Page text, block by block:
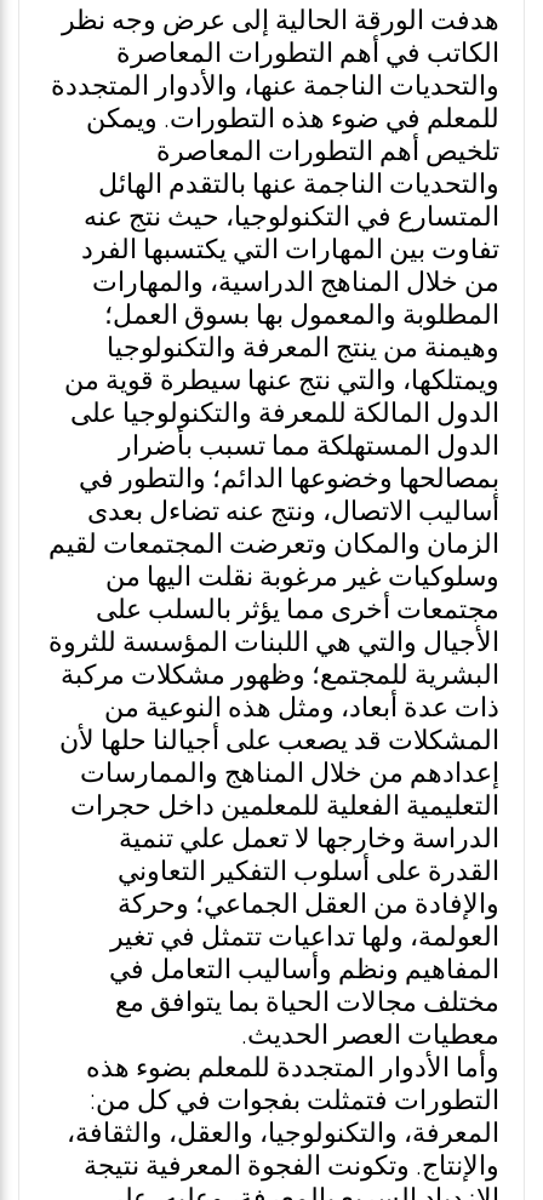
هدفت الورقة الحالية إلى عرض وجه نظر
الكاتب في أهم التطورات المعاصرة
والتحديات الناجمة عنها، والأدوار المتجددة
للمعلم في ضوء هذه التطورات. ويمكن
تلخيص أهم التطورات المعاصرة
والتحديات الناجمة عنها بالتقدم الهائل
المتسارع في التكنولوجيا، حيث نتج عنه
تفاوت بين المهارات التي يكتسبها الفرد
من خلال المناهج الدراسية، والمهارات
المطلوبة والمعمول بها بسوق العمل؛
وهيمنة من ينتج المعرفة والتكنولوجيا
ويمتلكها، والتي نتج عنها سيطرة قوية من
الدول المالكة للمعرفة والتكنولوجيا على
الدول المستهلكة مما تسبب بأضرار
بمصالحها وخضوعها الدائم؛ والتطور في
أساليب الاتصال، ونتج عنه تضاءل بعدى
الزمان والمكان وتعرضت المجتمعات لقيم
وسلوكيات غير مرغوبة نقلت اليها من
مجتمعات أخرى مما يؤثر بالسلب على
الأجيال والتي هي اللبنات المؤسسة للثروة
البشرية للمجتمع؛ وظهور مشكلات مركبة
ذات عدة أبعاد، ومثل هذه النوعية من
المشكلات قد يصعب على أجيالنا حلها لأن
إعدادهم من خلال المناهج والممارسات
التعليمية الفعلية للمعلمين داخل حجرات
الدراسة وخارجها لا تعمل علي تنمية
القدرة على أسلوب التفكير التعاوني
والإفادة من العقل الجماعي؛ وحركة
العولمة، ولها تداعيات تتمثل في تغير
المفاهيم ونظم وأساليب التعامل في
مختلف مجالات الحياة بما يتوافق مع
معطيات العصر الحديث.
وأما الأدوار المتجددة للمعلم بضوء هذه
التطورات فتمثلت بفجوات في كل من:
المعرفة، والتكنولوجيا، والعقل، والثقافة،
والإنتاج. وتكونت الفجوة المعرفية نتيجة